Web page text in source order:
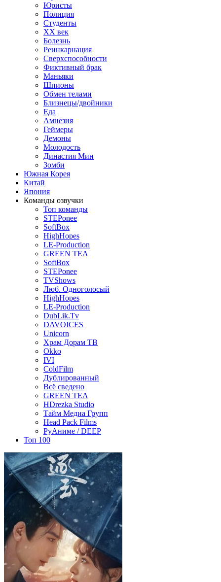
Юристы
Полиция
Студенты
ХХ век
Болезнь
Реинкарнация
Сверхспособности
Фиктивный брак
Маньяки
Шпионы
Обмен телами
Близнецы/двойники
Еда
Амнезия
Геймеры
Демоны
Молодость
Династия Мин
Зомби
Южная Корея
Китай
Япония
Команды озвучки
Топ команды
STEPonee
SoftBox
HighHopes
LE-Production
GREEN TEA
SoftBox
STEPonee
TVShows
Люб. Одноголосый
HighHopes
LE-Production
DubLik.Tv
DAVOICES
Unicorn
Храм Дорам ТВ
Okko
IVI
ColdFilm
Дублированный
Всё сведено
GREEN TEA
HDrezka Studio
Тайм Медиа Групп
Head Pack Films
РуАниме / DEEP
Топ 100